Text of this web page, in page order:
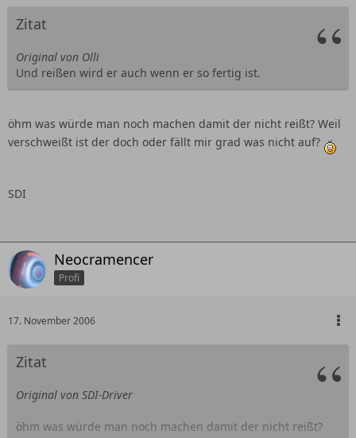
Zitat
Original von Olli
Und reißen wird er auch wenn er so fertig ist.
öhm was würde man noch machen damit der nicht reißt? Weil
verschweißt ist der doch oder fällt mir grad was nicht auf?
SDI
Neocramencer
Profi
17. November 2006
Zitat
Original von SDI-Driver
öhm was würde man noch machen damit der nicht reißt?